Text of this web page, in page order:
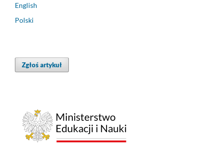
English
Polski
Zgłoś artykuł